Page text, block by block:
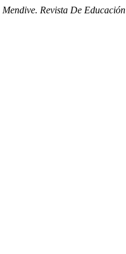
Mendive. Revista De Educación